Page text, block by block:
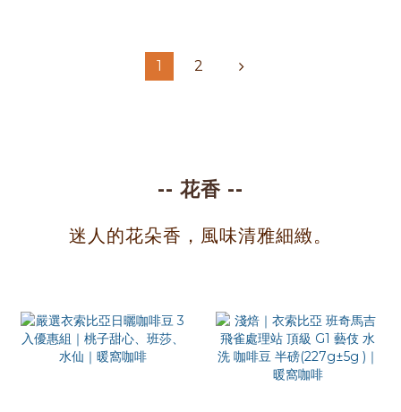
1 2
-- 花香 --
迷人的花朵香，風味清雅細緻。